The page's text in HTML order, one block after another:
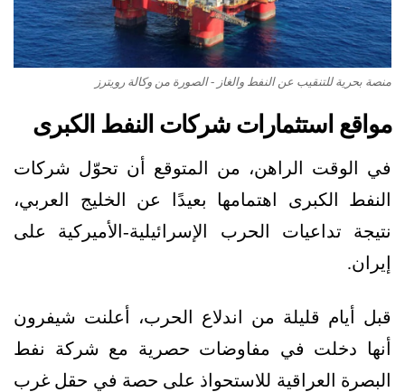
منصة بحرية للتنقيب عن النفط والغاز - الصورة من وكالة رويترز
مواقع استثمارات شركات النفط الكبرى
في الوقت الراهن، من المتوقع أن تحوّل شركات
النفط الكبرى اهتمامها بعيدًا عن الخليج العربي،
نتيجة تداعيات الحرب الإسرائيلية-الأميركية على
إيران.
قبل أيام قليلة من اندلاع الحرب، أعلنت شيفرون
أنها دخلت في مفاوضات حصرية مع شركة نفط
البصرة العراقية للاستحواذ على حصة في حقل غرب